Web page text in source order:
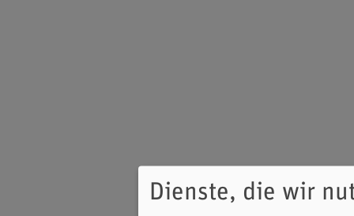
Dienste, die wir